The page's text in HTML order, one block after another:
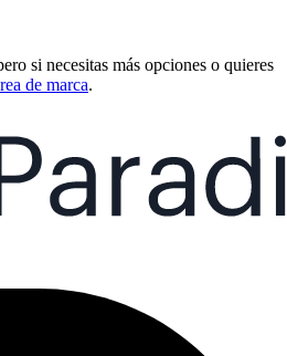
si necesitas más opciones o quieres
de marca.